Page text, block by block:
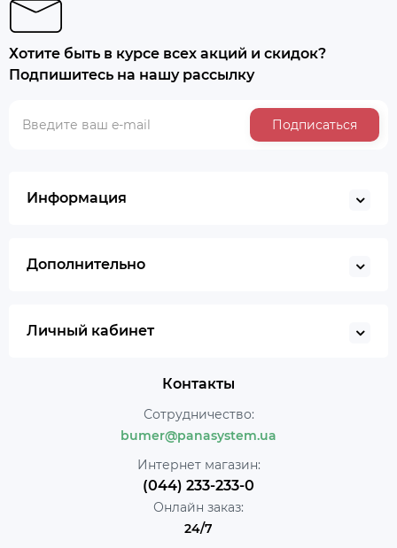
Хотите быть в курсе всех акций и скидок?
Подпишитесь на нашу рассылку
Подписаться
Информация
Дополнительно
Личный кабинет
Контакты
Сотрудничество:
bumer@panasystem.ua
Интернет магазин:
(044) 233-233-0
Онлайн заказ:
24/7